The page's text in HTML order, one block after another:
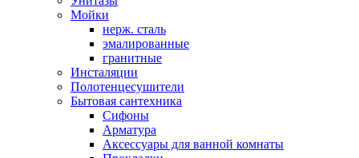
Мойки
нерж. сталь
эмалированные
гранитные
Инсталяции
Полотенцесушители
Бытовая сантехника
Сифоны
Арматура
Аксессуары для ванной комнаты